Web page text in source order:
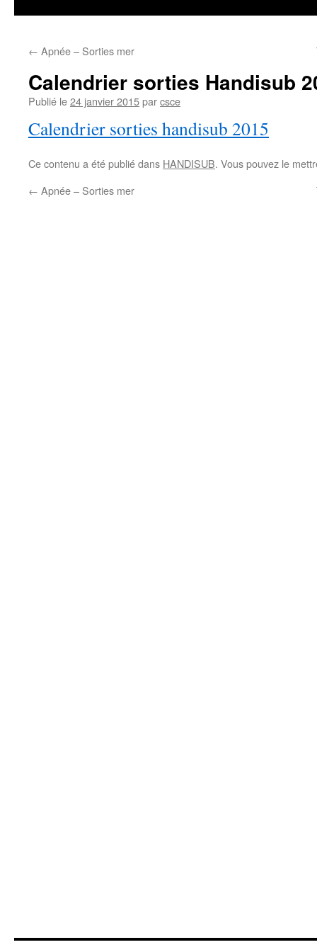
← Apnée – Sorties mer
Calendrier sorties Handisub
Publié le24 janvier 2015parcsce
Calendrier sorties handisub 2015
Ce contenu a été publié dans HANDISUB. Vous pouvez le
← Apnée – Sorties mer